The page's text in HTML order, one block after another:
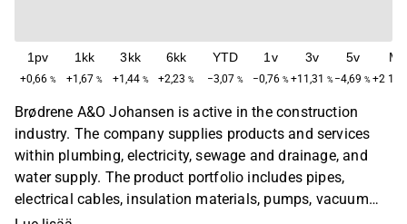
1pv
+0,66 %
1kk
+1,67 %
3kk
+1,44 %
6kk
+2,23 %
YTD
−3,07 %
1v
−0,76 %
3v
+11,31 %
5v
−4,69 % +2
Brødrene A&O Johansen is active in the construction
industry. The company supplies products and services
within plumbing, electricity, sewage and drainage, and
water supply. The product portfolio includes pipes,
electrical cables, insulation materials, pumps, vacuum